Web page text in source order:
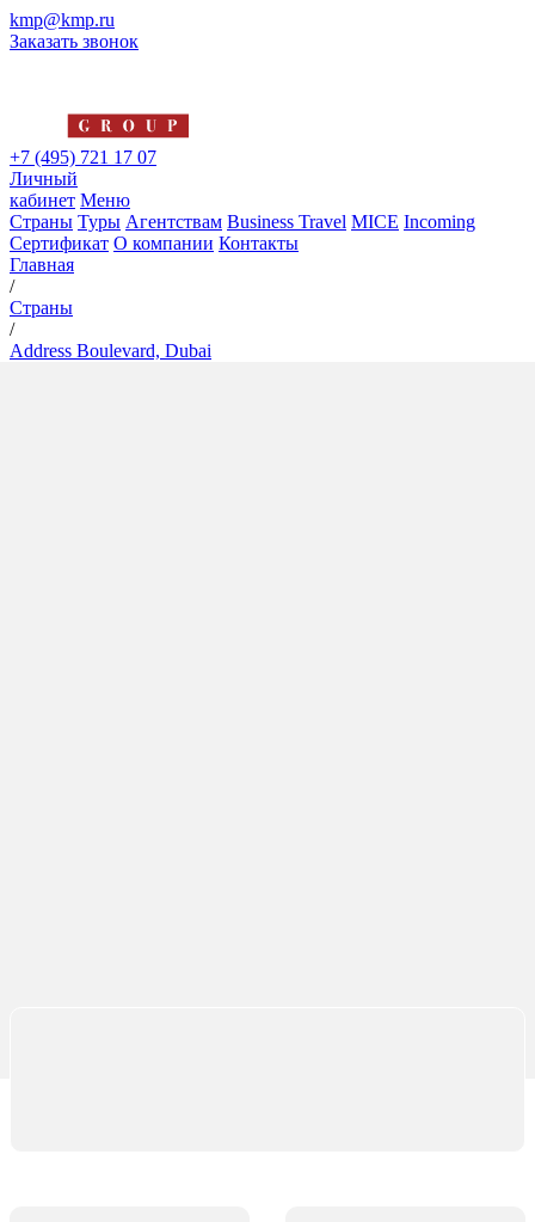
kmp@kmp.ru
Заказать звонок
+7 (495) 721 17 07
Личный
кабинет Меню
Страны Туры Агентствам Business Travel MICE Incoming
Сертификат О компании Контакты
Главная
/
Страны
/
Address Boulevard, Dubai